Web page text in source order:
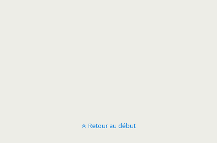
Retour au début